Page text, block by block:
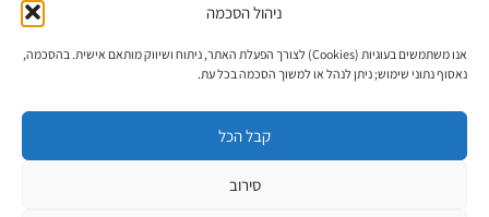
ניהול הסכמה
אנו משתמשים בעוגיות (Cookies) לצורך הפעלת האתר, ניתוח ושיווק מותאם אישית. בהסכמה,
נאסוף נתוני שימוש; ניתן לנהל או למשוך הסכמה בכל עת.
קבל הכל
סירוב
אבן גבירול 14, רחביה, ירושלים